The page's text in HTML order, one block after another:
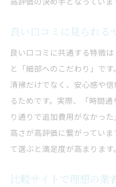
良い口コミに見られる
良い口コミに共通する特徴は
と「細部へのこだわり」で
清掃だけでなく、安心感や
るためです。実際、「時間
り通りで追加費用がなかっ
高さが高評価に繋がってい
て選ぶと満足度が高まります。
比較サイトで理想の業